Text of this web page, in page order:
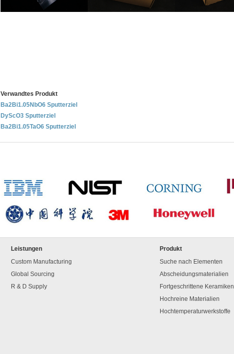
Verwandtes Produkt
Ba2Bi1.05NbO6 Sputterziel
DyScO3 Sputterziel
Ba2Bi1.05TaO6 Sputterziel
Leistungen
Custom Manufacturing
Global Sourcing
R & D Supply
Produkt
Suche nach Elementen
Abscheidungsmaterialien
Fortgeschrittene Keramiken
Hochreine Materialien
Hochtemperaturwerkstoffe